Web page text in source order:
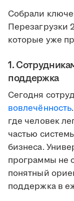
Собрали
Перезагрузки
которые уже
1.
поддержка
Сегодня
вовлечённость
где человек
частью
бизнеса.
программы не
понятный
поддержка в